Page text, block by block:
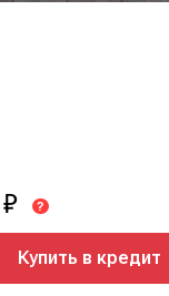
₽ ?
Купить в кредит